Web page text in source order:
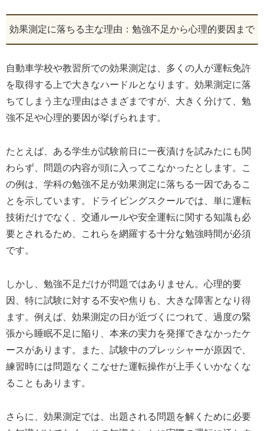
効果測定に落ちる主な理由：勉強不足から心理的要因まで
自動車学校や教習所での効果測定は、多くの人が運転免許
を取得する上で大きなハードルとなります。効果測定に落
ちてしまう主な理由はさまざまですが、大きく分けて、勉
強不足や心理的要因が挙げられます。
たとえば、ある学生が試験前日に一夜漬けを試みたにも関
わらず、問題の内容が頭に入ってこなかったとします。こ
の例は、学科の勉強不足が効果測定に落ちる一因であるこ
とを示しています。ドライビングスクールでは、単に運転
技術だけでなく、交通ルールや安全運転に関する知識も必
要とされるため、これらを網羅する十分な勉強時間が必須
です。
しかし、勉強不足だけが問題ではありません。心理的要
因、特に試験に対する不安や焦りも、大きな障害となり得
ます。例えば、効果測定の日が近づくにつれて、過度の緊
張から睡眠不足に陥り、本来の実力を発揮できなかったケ
ースがあります。また、試験中のプレッシャーが原因で、
練習時には問題なくこなせた運転操作が上手くいかなくな
ることもあります。
さらに、効果測定では、出題される問題を解くために必要